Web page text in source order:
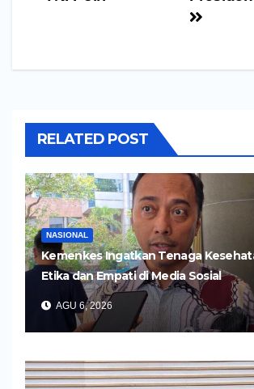
RELATED POST
NASIONAL
Kemenkes Ingatkan Tenaga
Etika dan Empati di Media Sosial
AGU 6, 2026